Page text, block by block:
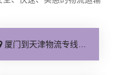
厦门到天津物流专线_专线快运「直通专线」